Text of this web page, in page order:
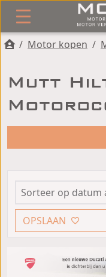
/ Motor kopen /
Mutt
OPSLAAN